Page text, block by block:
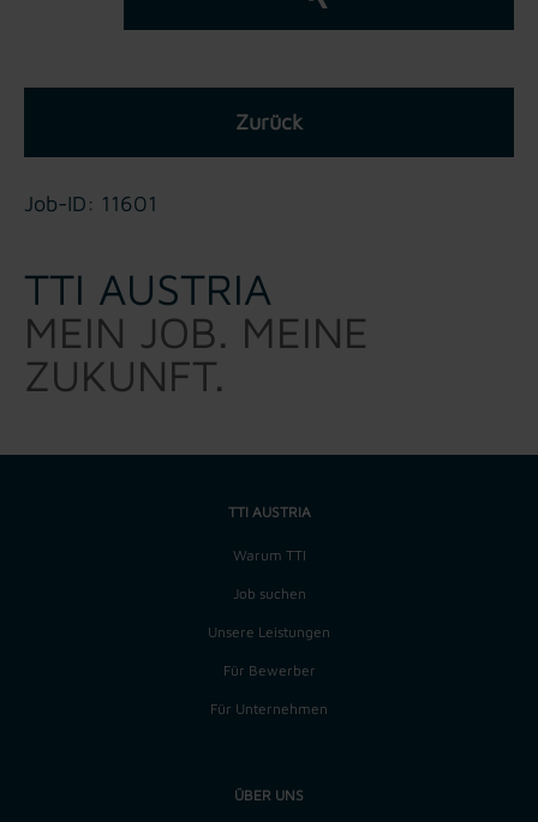
Zurück
Job-ID: 11601
TTI AUSTRIA
MEIN JOB. MEINE
ZUKUNFT.
TTI AUSTRIA
Warum TTI
Job suchen
Unsere Leistungen
Für Bewerber
Für Unternehmen
ÜBER UNS